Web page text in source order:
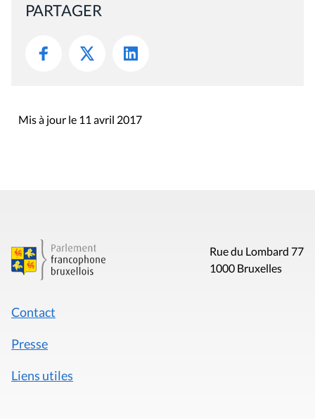
PARTAGER
Mis à jour le 11 avril 2017
Rue du Lombard 77
1000 Bruxelles
Contact
Presse
Liens utiles